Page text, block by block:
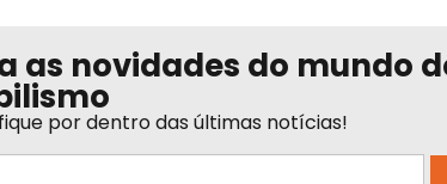
as novidades do mundo
por dentro das últimas notícias!